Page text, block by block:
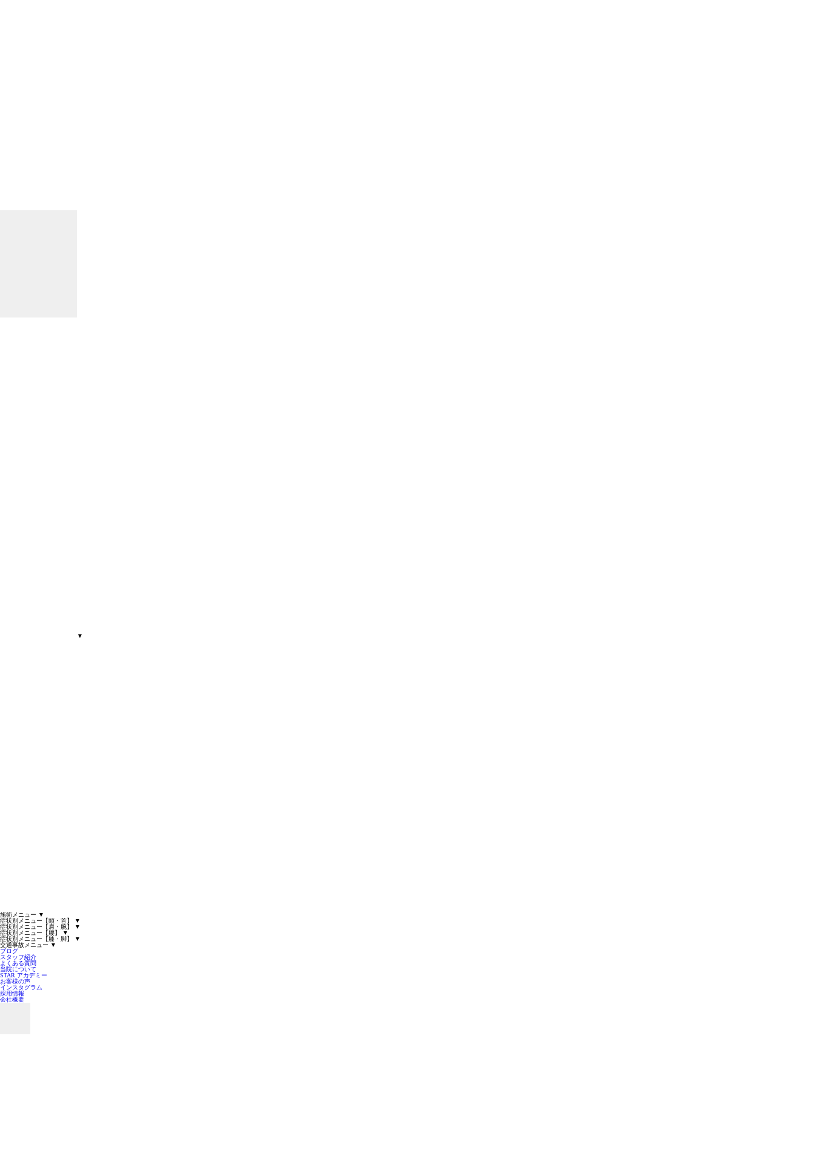
▼
施術メニュー ▼
症状別メニュー【頭・首】
▼
症状別メニュー【肩・腕】
▼
症状別メニュー【腰】
▼
症状別メニュー【膝・脚】
▼
交通事故メニュー ▼
ブログ
スタッフ紹介
よくある質問
当院について
STAR アカデミー
お客様の声
インスタグラム
採用情報
会社概要